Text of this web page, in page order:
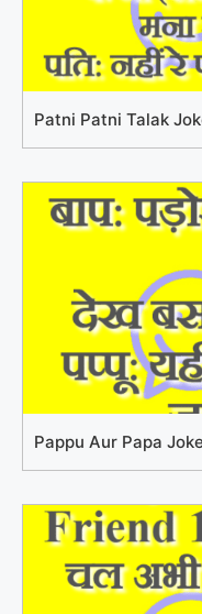
Patni Patni Talak
Pappu Aur Papa Joke